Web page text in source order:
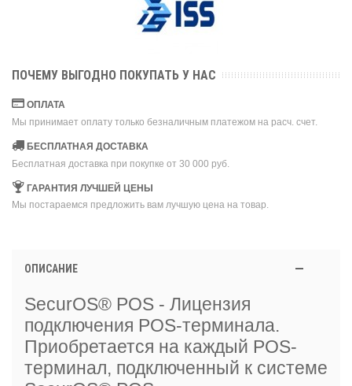
ПОЧЕМУ ВЫГОДНО ПОКУПАТЬ У НАС
ОПЛАТА
Мы принимает оплату только безналичным платежом на расч. счет.
БЕСПЛАТНАЯ ДОСТАВКА
Бесплатная доставка при покупке от 30 000 руб.
ГАРАНТИЯ ЛУЧШЕЙ ЦЕНЫ
Мы постараемся предложить вам лучшую цена на товар.
ОПИСАНИЕ
SecurOS® POS - Лицензия
подключения POS-терминала.
Приобретается на каждый POS-
терминал, подключенный к системе